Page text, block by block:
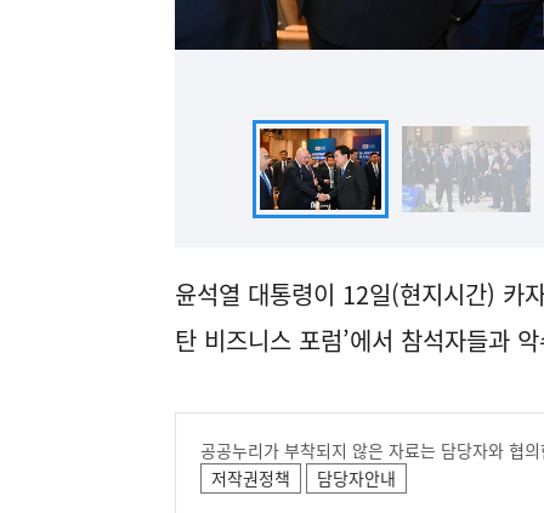
윤석열 대통령이 12일(현지시간) 카
탄 비즈니스 포럼’에서 참석자들과
공공누리가 부착되지 않은 자료는 담당자와 협
저작권정책
담당자안내